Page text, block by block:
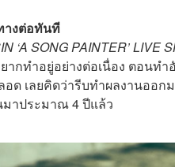
างต่อทันที
‘A SONG PAINTER’ LIVE
ากทำอยู่อย่างต่อเนื่อง ตอนท
อด เลยคิดว่ารีบทำผลงานออ
าประมาณ 4 ปีแล้ว